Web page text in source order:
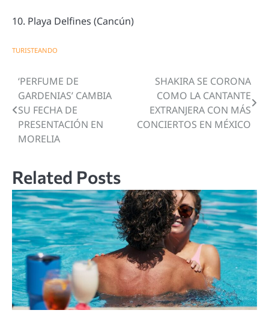
10. Playa Delfines (Cancún)
TURISTEANDO
Navegación
de
entradas
‘PERFUME DE
GARDENIAS’ CAMBIA
SU FECHA DE
PRESENTACIÓN EN
MORELIA
SHAKIRA SE CORONA
COMO LA CANTANTE
EXTRANJERA CON MÁS
CONCIERTOS EN MÉXICO
Related Posts